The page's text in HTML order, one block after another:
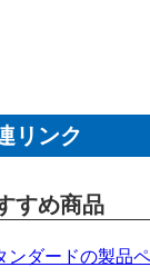
リンク
すめ商品